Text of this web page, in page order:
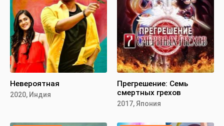
Невероятная
2020, Индия
Прегрешение: Семь
смертных грехов
2017, Япония